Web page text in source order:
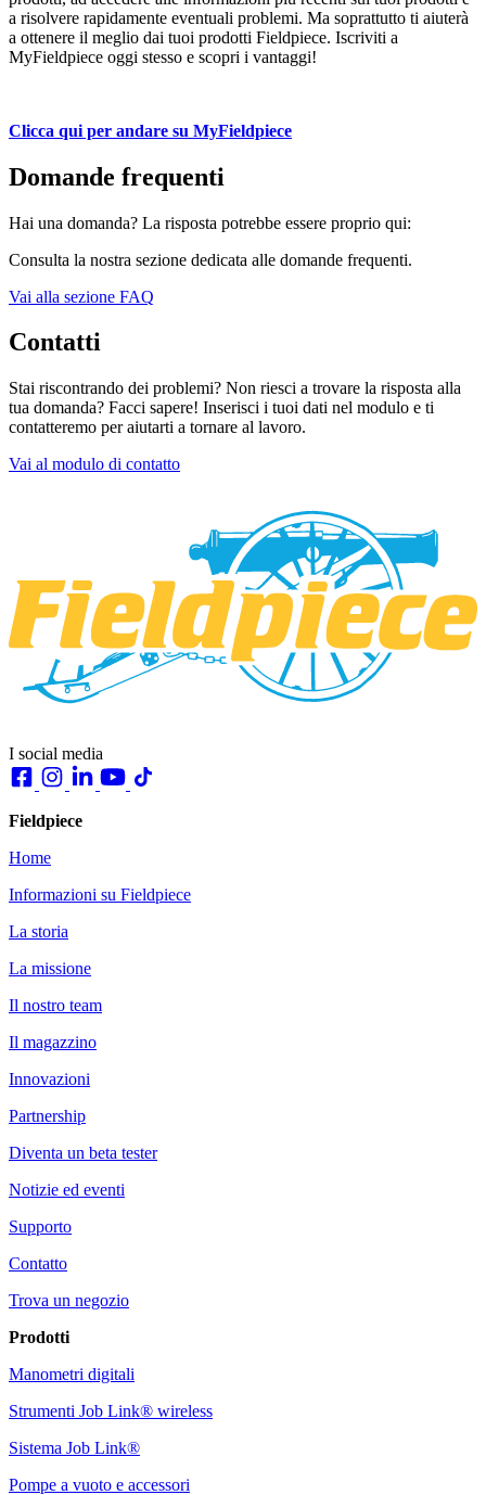
a risolvere rapidamente eventuali problemi. Ma soprattutto ti aiuterà
a ottenere il meglio dai tuoi prodotti Fieldpiece. Iscriviti a
MyFieldpiece oggi stesso e scopri i vantaggi!
Clicca qui per andare su MyFieldpiece
Domande frequenti
Hai una domanda? La risposta potrebbe essere proprio qui:
Consulta la nostra sezione dedicata alle domande frequenti.
Vai alla sezione FAQ
Contatti
Stai riscontrando dei problemi? Non riesci a trovare la risposta alla
tua domanda? Facci sapere! Inserisci i tuoi dati nel modulo e ti
contatteremo per aiutarti a tornare al lavoro.
Vai al modulo di contatto
I social media
Fieldpiece
Home
Informazioni su Fieldpiece
La storia
La missione
Il nostro team
Il magazzino
Innovazioni
Partnership
Diventa un beta tester
Notizie ed eventi
Supporto
Contatto
Trova un negozio
Prodotti
Manometri digitali
Strumenti Job Link® wireless
Sistema Job Link®
Pompe a vuoto e accessori